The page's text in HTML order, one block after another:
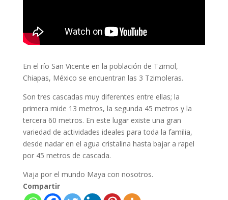
En el río San Vicente en la población de Tzimol,
Chiapas, México se encuentran las 3 Tzimoleras.
Son tres cascadas muy diferentes entre ellas; la
primera mide 13 metros, la segunda 45 metros y la
tercera 60 metros. En este lugar existe una gran
variedad de actividades ideales para toda la familia,
desde nadar en el agua cristalina hasta bajar a rapel
por 45 metros de cascada.
Viaja por el mundo Maya con nosotros.
Compartir